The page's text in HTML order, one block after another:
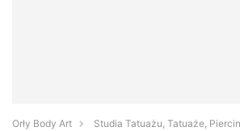
Orły Body Art
Studia Tatuażu, Tatuaże,